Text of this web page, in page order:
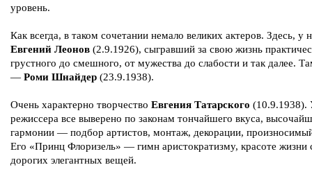
уровень.
Как всегда, в таком сочетании немало великих актеров. Здесь, у
Евгений Леонов (2.9.1926), сыгравший за свою жизнь
грустного до смешного, от мужества до слабости и так далее.
— Роми Шнайдер (23.9.1938).
Очень характерно творчество Евгения Татарского (10.9.1938).
режиссера все выверено по законам тончайшего вкуса,
гармонии — подбор артистов, монтаж, декорации,
Его «Принц Флоризель» — гимн аристократизму, красоте жизни
дорогих элегантных вещей.